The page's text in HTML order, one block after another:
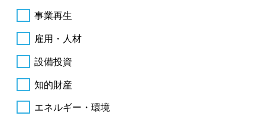
事業再生
雇用・人材
設備投資
知的財産
エネルギー・環境